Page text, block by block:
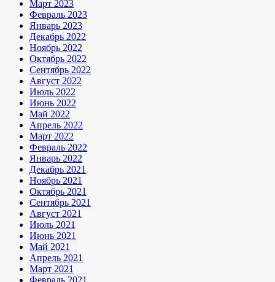
Март 2023
Февраль 2023
Январь 2023
Декабрь 2022
Ноябрь 2022
Октябрь 2022
Сентябрь 2022
Август 2022
Июль 2022
Июнь 2022
Май 2022
Апрель 2022
Март 2022
Февраль 2022
Январь 2022
Декабрь 2021
Ноябрь 2021
Октябрь 2021
Сентябрь 2021
Август 2021
Июль 2021
Июнь 2021
Май 2021
Апрель 2021
Март 2021
Февраль 2021